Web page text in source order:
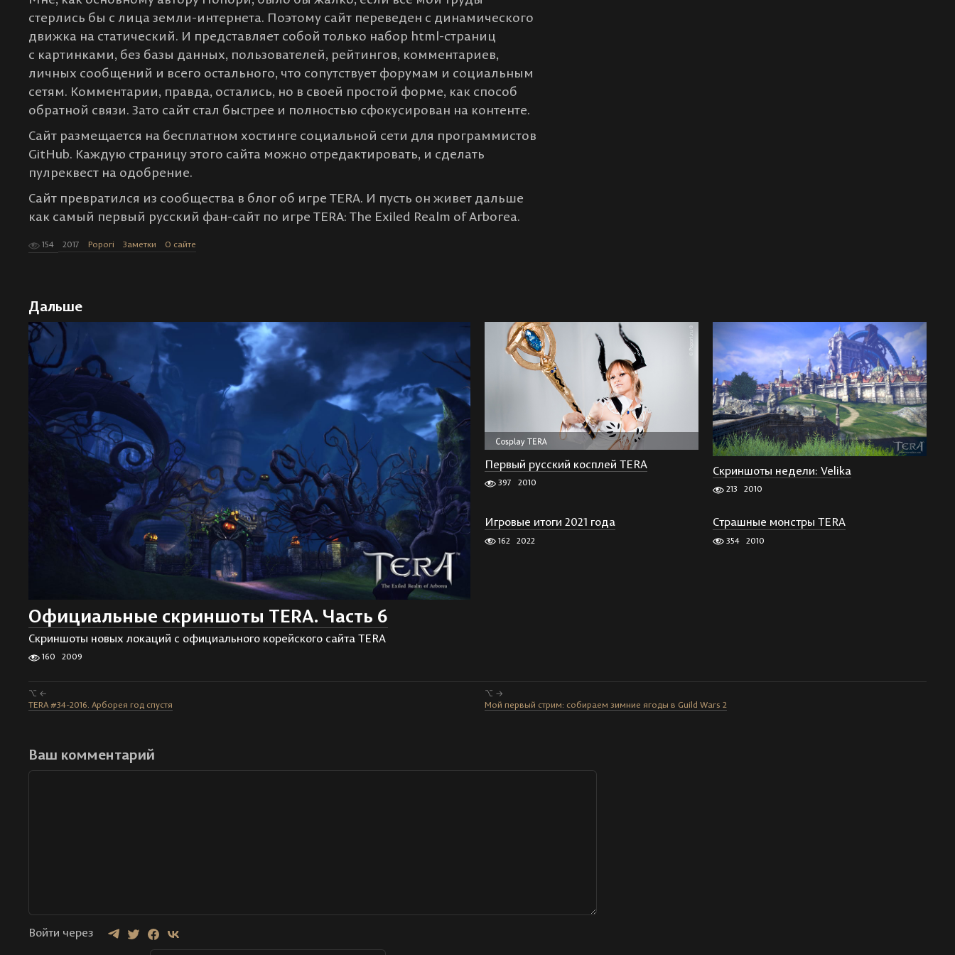
стерлись бы с лица земли-интернета. Поэтому сайт переведен с динамического
движка на статический. И представляет собой только набор html-страниц
с картинками, без базы данных, пользователей, рейтингов, комментариев,
личных сообщений и всего остального, что сопутствует форумам и социальным
сетям. Комментарии, правда, остались, но в своей простой форме, как способ
обратной связи. Зато сайт стал быстрее и полностью сфокусирован на контенте.
Сайт размещается на бесплатном хостинге социальной сети для программистов
GitHub. Каждую страницу этого сайта можно отредактировать, и сделать
пулреквест на одобрение.
Сайт превратился из сообщества в блог об игре TERA. И пусть он живет дальше
как самый первый русский фан-сайт по игре TERA: The Exiled Realm of Arborea.
154 2017 Popori Заметки О сайте
Дальше
Официальные скриншоты TERA. Часть 6
Скриншоты новых локаций с официального корейского сайта TERA
160 2009
Первый русский косплей TERA
397 2010
Скриншоты недели: Velika
213 2010
Игровые итоги 2021 года
162 2022
Страшные монстры TERA
354 2010
⌥ ←
TERA #34-2016. Арборея год спустя
⌥ →
Мой первый стрим: собираем зимние ягоды в Guild Wars 2
Ваш комментарий
Войти через